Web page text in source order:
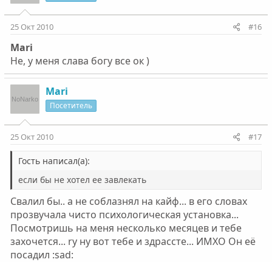
25 Окт 2010 #16
Mari
Не, у меня слава богу все ок )
Mari
Посетитель
25 Окт 2010 #17
Гость написал(а):
если бы не хотел ее завлекать
Свалил бы.. а не соблазнял на кайф... в его словах
прозвучала чисто психологическая установка...
Посмотришь на меня несколько месяцев и тебе
захочется... ry ну вот тебе и здрассте... ИМХО Он её
посадил :sad: